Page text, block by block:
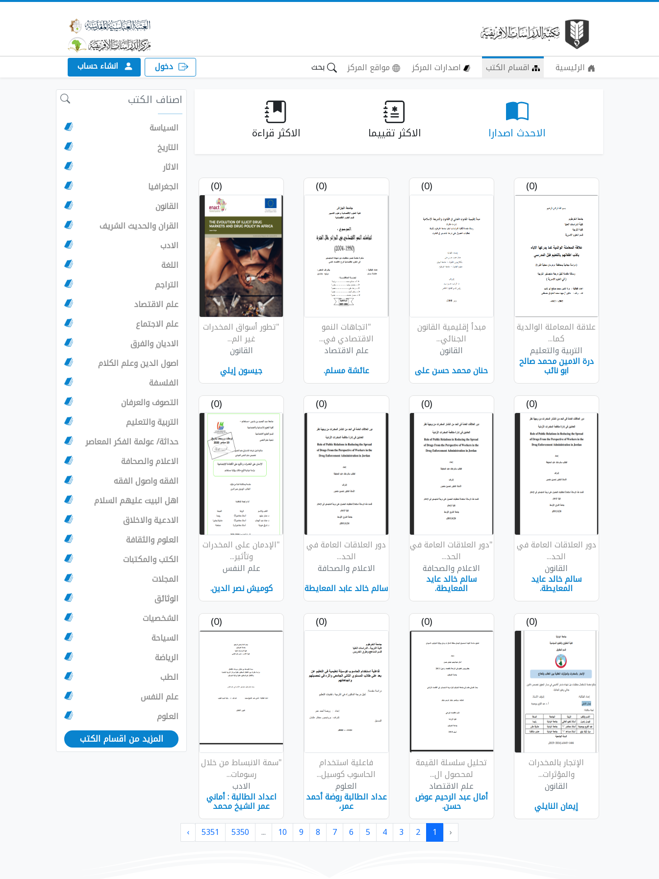
الرئيسية اقسام الكتب اصدارات المركز مواقع المركز بحث دخول انشاء حساب
الاحدث اصدارا الاكثر تقييما الاكثر قراءة
(0)
علاقة المعاملة الوالدية
كما...
التربية والتعليم
درة الامين محمد صالح
ابو نائب
(0)
مبدأ إقليمية القانون
الجنائي...
القانون
حنان محمد حسن على
(0)
"اتجاهات النمو
الاقتصادي في...
علم الاقتصاد
عائشة مسلم.
(0)
"تطور أسواق المخدرات
غير الم...
القانون
جيسون إيلي
(0)
دور العلاقات العامة في
الحد...
القانون
سالم خالد عايد
المعايطة.
(0)
"دور العلاقات العامة في
الحد...
الاعلام والصحافة
سالم خالد عايد
المعايطة.
(0)
دور العلاقات العامة في
الحد...
الاعلام والصحافة
سالم خالد عابد المعايطة
(0)
"الإدمان على المخدرات
وتأثير...
علم النفس
كوميش نصر الدين.
(0)
الإتجار بالمخدرات
والمؤثرات...
القانون
إيمان النايلي
(0)
تحليل سلسلة القيمة
لمحصول ال...
علم الاقتصاد
أمال عبد الرحيم عوض
حسن.
(0)
فاعلية استخدام
الحاسوب كوسيل...
العلوم
عداد الطالبة روضة أحمد
عمر،
(0)
"سمة الانبساط من خلال
رسومات...
الادب
اعداد الطالبة : أماني
عمر الشيخ محمد
اصناف الكتب
السياسة
التاريخ
الاثار
الجغرافيا
القانون
القران والحديث الشريف
الادب
اللغة
التراجم
علم الاقتصاد
علم الاجتماع
الاديان والفرق
اصول الدين وعلم الكلام
الفلسفة
التصوف والعرفان
التربية والتعليم
حداثة/ عولمة الفكر المعاصر
الاعلام والصحافة
الفقه واصول الفقه
اهل البيت عليهم السلام
الادعية والاخلاق
العلوم والثقافة
الكتب والمكتبات
المجلات
الوثائق
الشخصيات
السياحة
الرياضة
الطب
علم النفس
العلوم
المزيد من اقسام الكتب
‹
1
2
3
4
5
6
7
8
9
10
...
5350
5351
›